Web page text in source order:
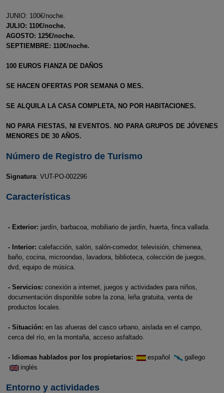
JUNIO: 100€/noche.
JULIO: 110€/noche.
AGOSTO: 125€/noche.
SEPTIEMBRE: 110€/noche.
100 EUROS FIANZA DE DAÑOS
SE HACEN OFERTAS POR SEMANA O MES.
SE ALQUILA LA CASA COMPLETA, NO POR HABITACIONES.
NO PARA FIESTAS, NI EVENTOS. NO PARA GRUPOS DE JÓVENES
MENORES DE 30 AÑOS.
Número de Registro de Turismo
Signatura: VUT-PO-002296
Características
- Exterior: jardín, barbacoa, mobiliario de jardín, huerta, finca vallada.
- Interior: calefacción, salón, salón-comedor, televisión, chimenea,
baño, cocina, microondas, lavadora, biblioteca, colección de juegos,
dvd, equipo de música.
- Servicios: conexión a internet, juegos y actividades para niños,
documentación disponible sobre la zona, leña gratuita, venta de
productos locales.
- Situación: en las afueras del casco urbano, aislada en el campo,
cerca del río, en la montaña, acceso asfaltado.
- Idiomas hablados por los propietarios: español
gallego
inglés
Entorno y actividades